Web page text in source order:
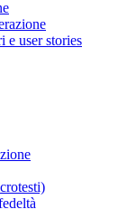
e user stories